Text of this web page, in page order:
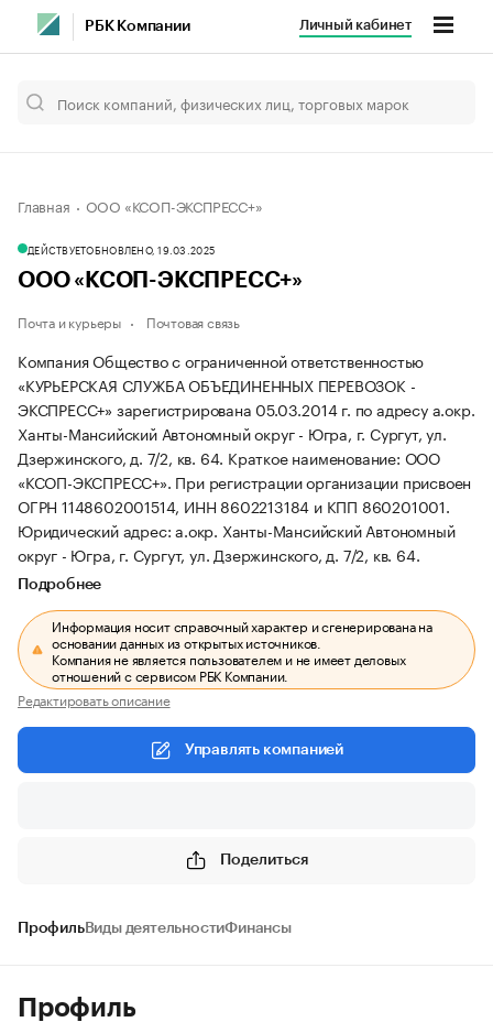
РБК Компании Личный кабинет
Главная ООО «КСОП-ЭКСПРЕСС+»
ДЕЙСТВУЕТОБНОВЛЕНО, 19.03.2025
ООО «КСОП-ЭКСПРЕСС+»
Почта и курьеры Почтовая связь
Компания Общество с ограниченной ответственностью
«КУРЬЕРСКАЯ СЛУЖБА ОБЪЕДИНЕННЫХ ПЕРЕВОЗОК -
ЭКСПРЕСС+» зарегистрирована 05.03.2014 г. по адресу а.окр.
Ханты-Мансийский Автономный округ - Югра, г. Сургут, ул.
Дзержинского, д. 7/2, кв. 64. Краткое наименование: ООО
«КСОП-ЭКСПРЕСС+». При регистрации организации присвоен
ОГРН 1148602001514, ИНН 8602213184 и КПП 860201001.
Юридический адрес: а.окр. Ханты-Мансийский Автономный
округ - Югра, г. Сургут, ул. Дзержинского, д. 7/2, кв. 64.
Подробнее
Информация носит справочный характер и сгенерирована на
основании данных из открытых источников.
Компания не является пользователем и не имеет деловых
отношений с сервисом РБК Компании.
Редактировать описание
Управлять компанией
Поделиться
ПрофильВиды деятельностиФинансы
Профиль